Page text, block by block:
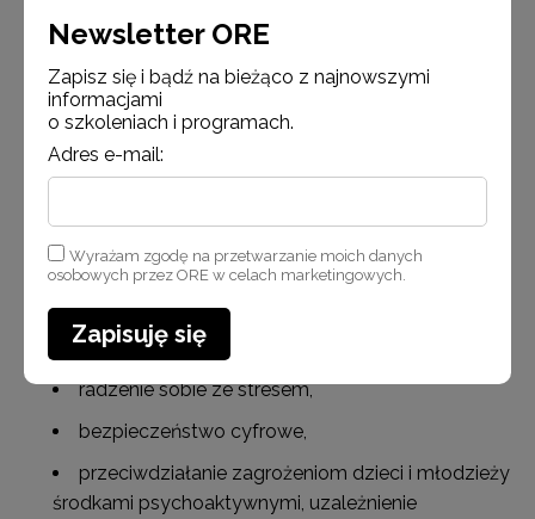
edukacja ekologiczna,
zdrowe odżywianie i promowanie aktywności
ruchowej,
wsparcie dziecka z cukrzycą,
ochrona i wzmocnienie zdrowia psychicznego
negocjacje i rozwiazywanie konfliktów;
komunikacja i mediacje w szkole – wsparcia dla
szkół i placówek w obszarze rozwiazywania
konfliktów i przeciwdziałaniu przemocy,
radzenie sobie ze stresem,
bezpieczeństwo cyfrowe,
przeciwdziałanie zagrożeniom dzieci i młodzieży
środkami psychoaktywnymi, uzależnienie
Newsletter ORE
Zapisz się i bądź na bieżąco z najnowszymi
informacjami
o szkoleniach i programach.
Adres e-mail:
Wyrażam zgodę na przetwarzanie moich danych
osobowych przez ORE w celach marketingowych.
Zapisuję się